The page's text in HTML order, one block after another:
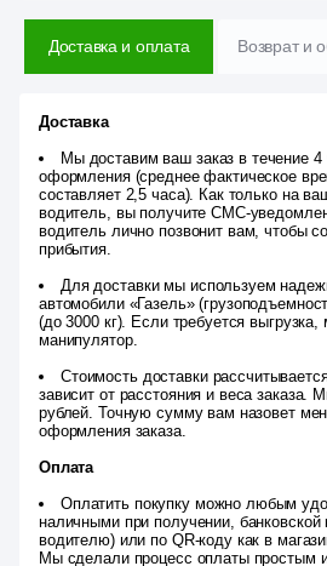
Доставка и оплата Возврат и
Доставка
Мы доставим ваш заказ в течение 4
оформления (среднее фактическое
составляет 2,5 часа). Как только на
водитель, вы получите СМС-
водитель лично позвонит вам, чтобы
прибытия.
Для доставки мы используем
автомобили «Газель»
(до 3000 кг). Если требуется
манипулятор.
Стоимость доставки
зависит от расстояния и веса заказа.
рублей. Точную сумму вам назовет
оформления заказа.
Оплата
Оплатить покупку можно любым
наличными при получении, банковской
водителю) или по QR-коду как в
Мы сделали процесс оплаты простым